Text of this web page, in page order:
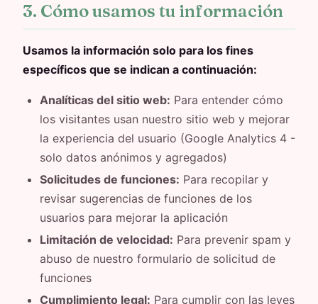
3. Cómo usamos tu información
Usamos la información solo para los fines
específicos que se indican a continuación:
Analíticas del sitio web: Para entender cómo
los visitantes usan nuestro sitio web y mejorar
la experiencia del usuario (Google Analytics 4 -
solo datos anónimos y agregados)
Solicitudes de funciones: Para recopilar y
revisar sugerencias de funciones de los
usuarios para mejorar la aplicación
Limitación de velocidad: Para prevenir spam y
abuso de nuestro formulario de solicitud de
funciones
Cumplimiento legal: Para cumplir con las leyes